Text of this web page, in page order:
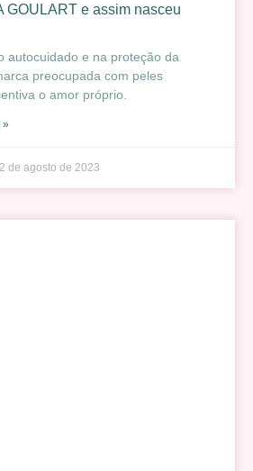
GOULART e assim nasceu
autocuidado e na proteção da
preocupada com peles
o amor próprio.
»
de agosto de 2023